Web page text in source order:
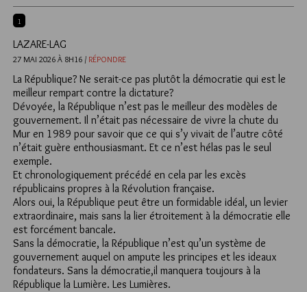
1
LAZARE-LAG
27 MAI 2026 À 8H16 / RÉPONDRE
La République? Ne serait-ce pas plutôt la démocratie qui est le
meilleur rempart contre la dictature?
Dévoyée, la République n’est pas le meilleur des modèles de
gouvernement. Il n’était pas nécessaire de vivre la chute du
Mur en 1989 pour savoir que ce qui s’y vivait de l’autre côté
n’était guère enthousiasmant. Et ce n’est hélas pas le seul
exemple.
Et chronologiquement précédé en cela par les excès
républicains propres à la Révolution française.
Alors oui, la République peut être un formidable idéal, un levier
extraordinaire, mais sans la lier étroitement à la démocratie elle
est forcément bancale.
Sans la démocratie, la République n’est qu’un système de
gouvernement auquel on ampute les principes et les ideaux
fondateurs. Sans la démocratie,il manquera toujours à la
République la Lumière. Les Lumières.